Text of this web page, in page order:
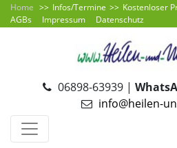
Home Infos/Termine
Kostenloser
AGBs
Impressum Datenschutz
06898-63939 |
info@heilen-